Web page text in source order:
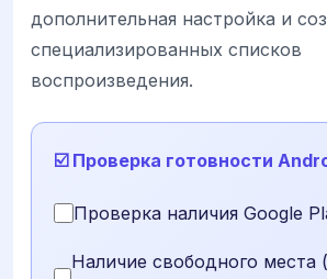
дополнительная настройка и
специализированных списков
воспроизведения.
☑️ Проверка готовности
Проверка наличия Google
Наличие свободного